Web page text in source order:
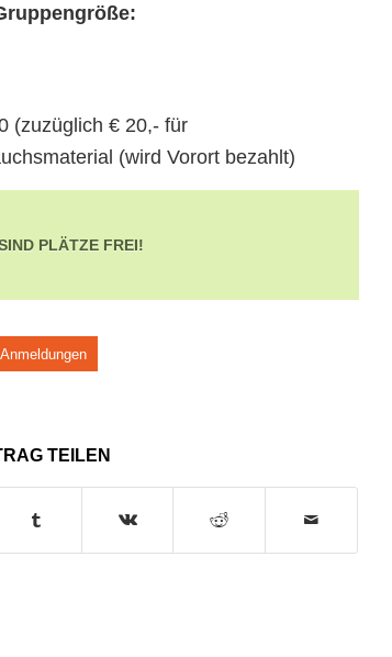
(zuzüglich € 20,- für
(wird Vorort bezahlt)
PLÄTZE FREI!
Anmeldungen
TEILEN